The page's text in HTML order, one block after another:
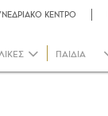
ΚΕΝΤΡΟ
ΠΑΙΔΙΑ